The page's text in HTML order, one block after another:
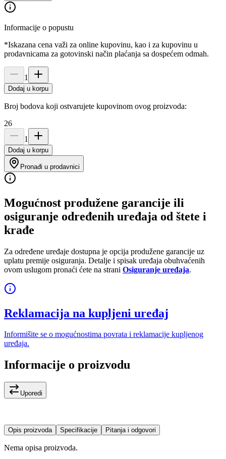
Informacije o popustu
*Iskazana cena važi za online kupovinu, kao i za kupovinu u
prodavnicama za gotovinski način plaćanja sa dospećem odmah.
1
Dodaj u korpu
Broj bodova koji ostvarujete kupovinom ovog proizvoda:
26
1
Dodaj u korpu
Pronađi u prodavnici
Mogućnost produžene garancije ili
osiguranje određenih uređaja od štete i
krađe
Za određene uređaje dostupna je opcija produžene garancije uz
uplatu premije osiguranja. Detalje i spisak uređaja obuhvaćenih
ovom uslugom pronaći ćete na strani Osiguranje uređaja.
Reklamacija na kupljeni uređaj
Informišite se o mogućnostima povrata i reklamacije kupljenog
uređaja.
Informacije o proizvodu
Uporedi
Opis proizvoda Specifikacije Pitanja i odgovori
Nema opisa proizvoda.